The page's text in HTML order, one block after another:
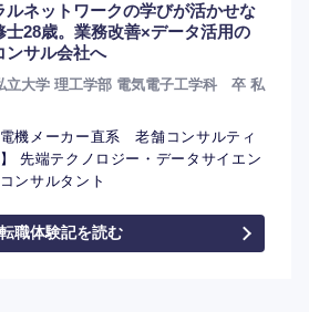
ルネットワークの学びが活かせな
士28歳。業務改善×データ活用の
ンサル会社へ
大学 理工学部 電気電子工学科 卒 私
電機メーカー直系 老舗コンサルティ
先端テクノロジー・データサイエン
ンサルタント
転職体験記を読む